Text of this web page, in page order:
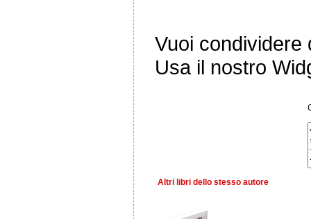
Vuoi condividere
Usa il nostro
Altri libri dello stesso autore